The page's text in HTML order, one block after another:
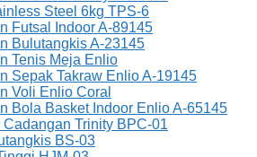
Steel 6kg TPS-6
Futsal Indoor A-89145
Bulutangkis A-23145
Tenis Meja Enlio
Sepak Takraw Enlio A-19145
Voli Enlio Coral
Bola Basket Indoor Enlio A-65145
Trinity BPC-01
BS-03